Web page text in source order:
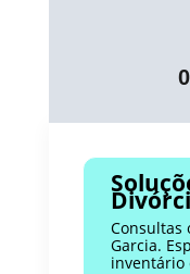
Consultas
Garcia.
inventário